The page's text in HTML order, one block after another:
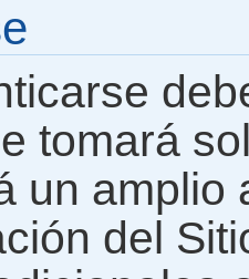
tomará
un amplio
del